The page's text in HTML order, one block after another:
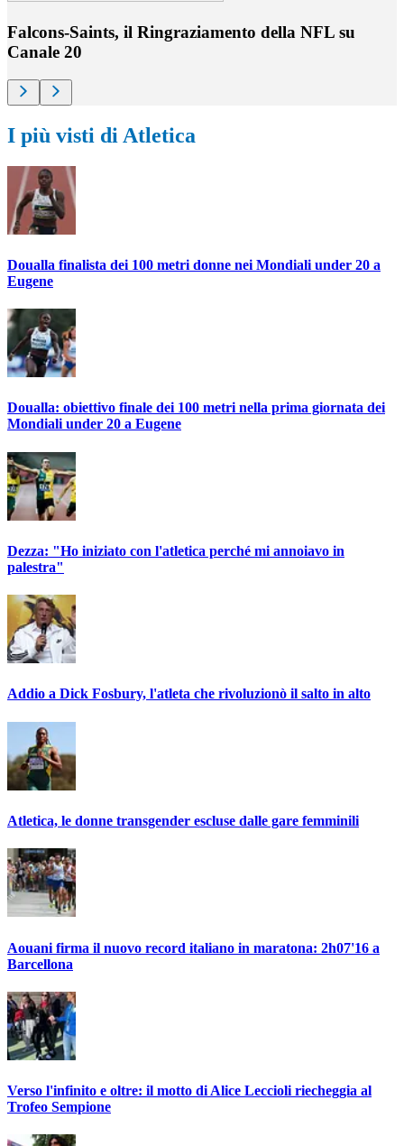
Falcons-Saints, il Ringraziamento della NFL su
Canale 20
I più visti di Atletica
Doualla finalista dei 100 metri donne nei Mondiali under 20 a
Eugene
Doualla: obiettivo finale dei 100 metri nella prima giornata dei
Mondiali under 20 a Eugene
Dezza: "Ho iniziato con l'atletica perché mi annoiavo in
palestra"
Addio a Dick Fosbury, l'atleta che rivoluzionò il salto in alto
Atletica, le donne transgender escluse dalle gare femminili
Aouani firma il nuovo record italiano in maratona: 2h07'16 a
Barcellona
Verso l'infinito e oltre: il motto di Alice Leccioli riecheggia al
Trofeo Sempione